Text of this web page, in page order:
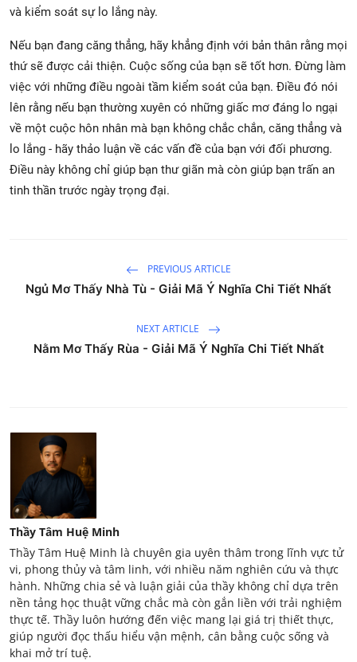
và kiểm soát sự lo lắng này.
Nếu bạn đang căng thẳng, hãy khẳng định với bản thân rằng mọi
thứ sẽ được cải thiện. Cuộc sống của bạn sẽ tốt hơn. Đừng làm
việc với những điều ngoài tầm kiểm soát của bạn. Điều đó nói
lên rằng nếu bạn thường xuyên có những giấc mơ đáng lo ngại
về một cuộc hôn nhân mà bạn không chắc chắn, căng thẳng và
lo lắng - hãy thảo luận về các vấn đề của bạn với đối phương.
Điều này không chỉ giúp bạn thư giãn mà còn giúp bạn trấn an
tinh thần trước ngày trọng đại.
PREVIOUS ARTICLE
Ngủ Mơ Thấy Nhà Tù - Giải Mã Ý Nghĩa Chi Tiết Nhất
NEXT ARTICLE
Nằm Mơ Thấy Rùa - Giải Mã Ý Nghĩa Chi Tiết Nhất
Thầy Tâm Huệ Minh
Thầy Tâm Huệ Minh là chuyên gia uyên thâm trong lĩnh vực tử
vi, phong thủy và tâm linh, với nhiều năm nghiên cứu và thực
hành. Những chia sẻ và luận giải của thầy không chỉ dựa trên
nền tảng học thuật vững chắc mà còn gắn liền với trải nghiệm
thực tế. Thầy luôn hướng đến việc mang lại giá trị thiết thực,
giúp người đọc thấu hiểu vận mệnh, cân bằng cuộc sống và
khai mở trí tuệ.